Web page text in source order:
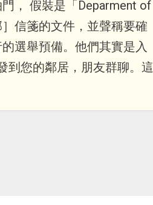
， 假裝是「Deparment of
信箋的文件，並聲稱要確
選舉預備。他們其實是入
到您的鄰居，朋友群聊。這